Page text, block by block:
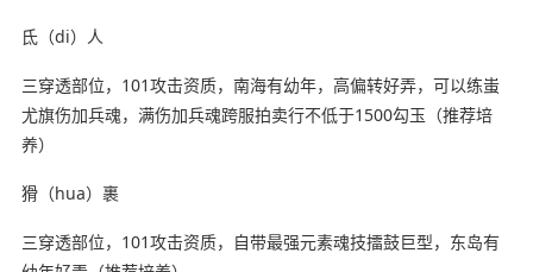
氐（di）人
三穿透部位，101攻击资质，南海有幼年，高偏转好弄，可以练蚩
尤旗伤加兵魂，满伤加兵魂跨服拍卖行不低于1500勾玉（推荐培
养）
猾（hua）裹
三穿透部位，101攻击资质，自带最强元素魂技擂鼓巨型，东岛有